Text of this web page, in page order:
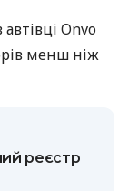
Onvo
менш ніж
реєстр